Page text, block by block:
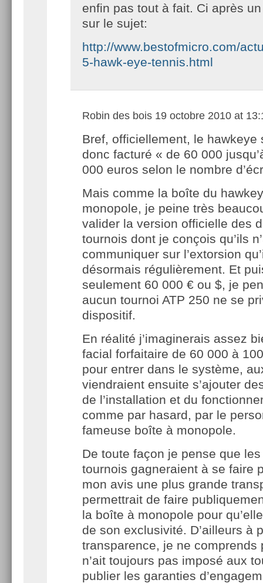
enfin pas tout à fait. Ci après
sur le sujet:
http://www.bestofmicro.com/
5-hawk-eye-tennis.html
Robin des bois 19 octobre 2010 at
Bref, officiellement, le hawkeye
donc facturé « de 60 000
000 euros selon le nombre
Mais comme la boîte du
monopole, je peine très
valider la version officielle des
tournois dont je conçois qu’ils
communiquer sur l’extorsion
désormais régulièrement. Et
seulement 60 000 € ou $, je
aucun tournoi ATP 250 ne se
dispositif.
En réalité j’imaginerais assez
facial forfaitaire de 60 000 à
pour entrer dans le système,
viendraient ensuite s’ajouter
de l’installation et du
comme par hasard, par le
fameuse boîte à monopole.
De toute façon je pense que
tournois gagneraient à se faire
mon avis une plus grande
permettrait de faire
la boîte à monopole pour
de son exclusivité. D’ailleurs à
transparence, je ne comprends
n’ait toujours pas imposé aux
publier les garanties